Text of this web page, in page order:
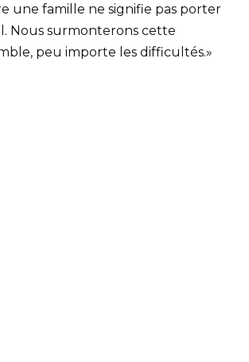
une famille ne signifie pas porter
Nous surmonterons cette
peu importe les difficultés.»